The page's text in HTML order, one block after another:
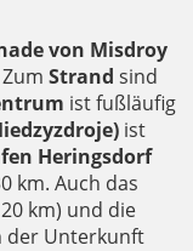
von Misdroy
Strand sind
ist fußläufig
ist
Heringsdorf
km. Auch das
km) und die
der Unterkunft